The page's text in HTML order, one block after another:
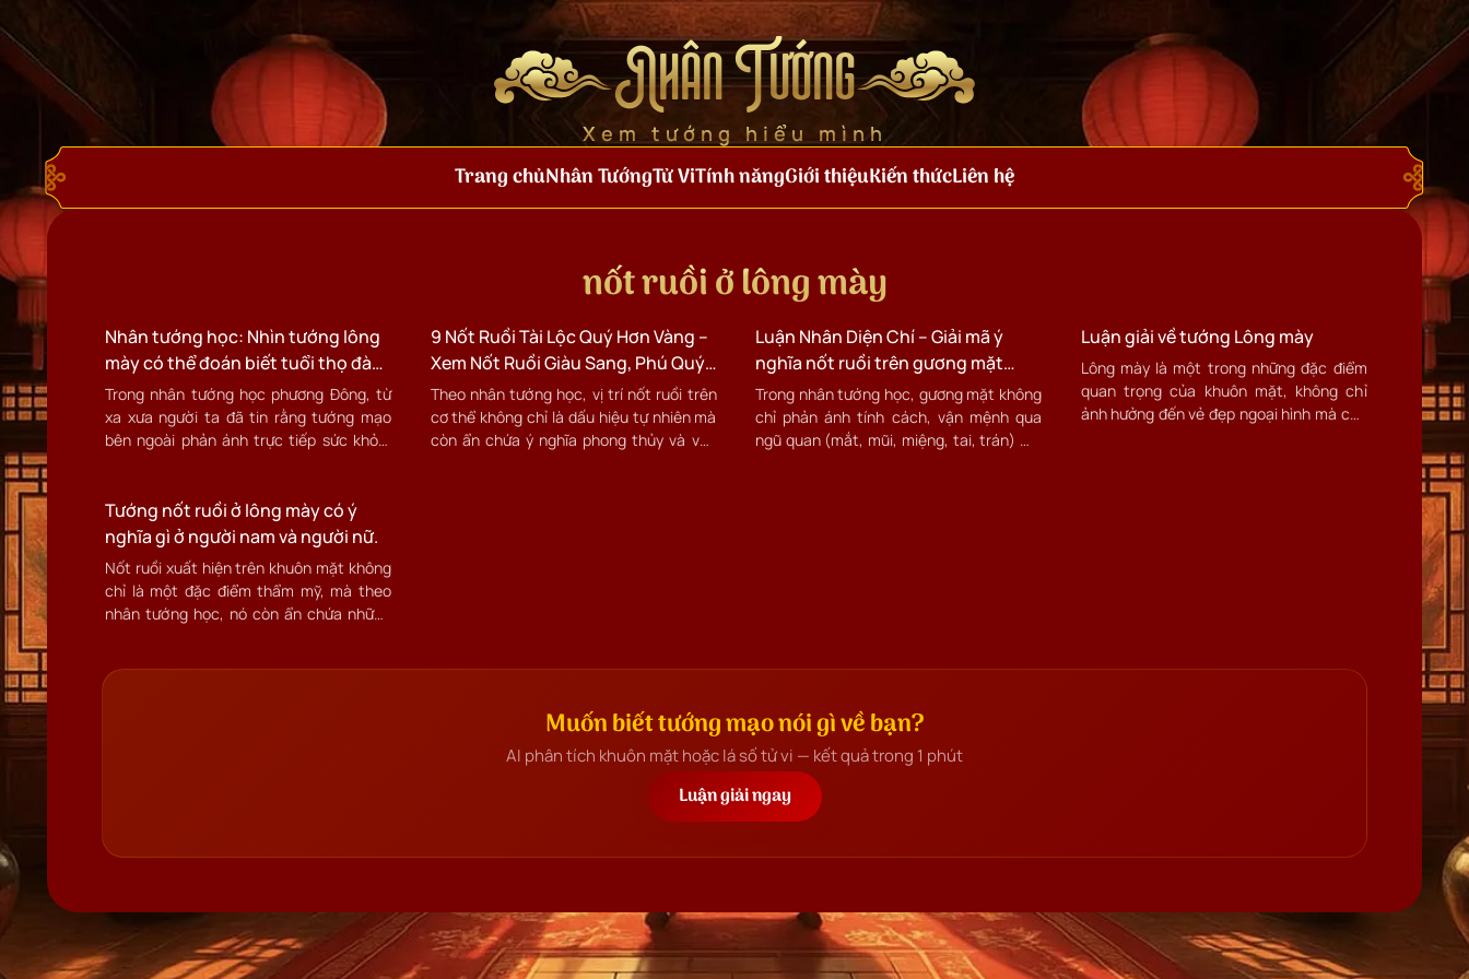
Nhân Tướng
Xem tướng hiểu mình
Trang chủNhân TướngTử ViTính năngGiới thiệuKiến thứcLiên hệ
nốt ruồi ở lông mày
Nhân tướng học: Nhìn tướng lông
mày có thể đoán biết tuổi thọ đàn
ông?
Trong nhân tướng học phương Đông, từ
xa xưa người ta đã tin rằng tướng mạo
bên ngoài phản ánh trực tiếp sức khỏe,
9 Nốt Ruồi Tài Lộc Quý Hơn Vàng –
Xem Nốt Ruồi Giàu Sang, Phú Quý
Theo Nhân Tướng Học
Theo nhân tướng học, vị trí nốt ruồi trên
cơ thể không chỉ là dấu hiệu tự nhiên mà
còn ẩn chứa ý nghĩa phong thủy và vận
Luận Nhân Diện Chí – Giải mã ý
nghĩa nốt ruồi trên gương mặt
theo Nhân tướng học
Trong nhân tướng học, gương mặt không
chỉ phản ánh tính cách, vận mệnh qua
ngũ quan (mắt, mũi, miệng, tai, trán) mà
Luận giải về tướng Lông mày
Lông mày là một trong những đặc điểm
quan trọng của khuôn mặt, không chỉ
ảnh hưởng đến vẻ đẹp ngoại hình mà còn
Tướng nốt ruồi ở lông mày có ý
nghĩa gì ở người nam và người nữ.
Nốt ruồi xuất hiện trên khuôn mặt không
chỉ là một đặc điểm thẩm mỹ, mà theo
nhân tướng học, nó còn ẩn chứa những
vị trí quan trọng để nhận diện tướng số là
Muốn biết tướng mạo nói gì về bạn?
AI phân tích khuôn mặt hoặc lá số tử vi — kết quả trong 1 phút
Luận giải ngay